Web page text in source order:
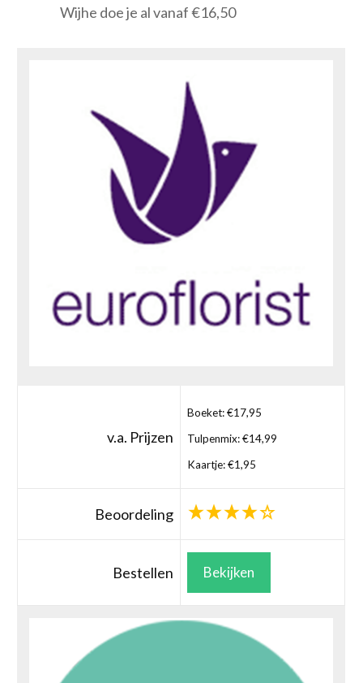
Wijhe doe je al vanaf €16,50
v.a. Prijzen
Boeket: €17,95
Tulpenmix: €14,99
Kaartje: €1,95
Beoordeling
Bestellen Bekijken